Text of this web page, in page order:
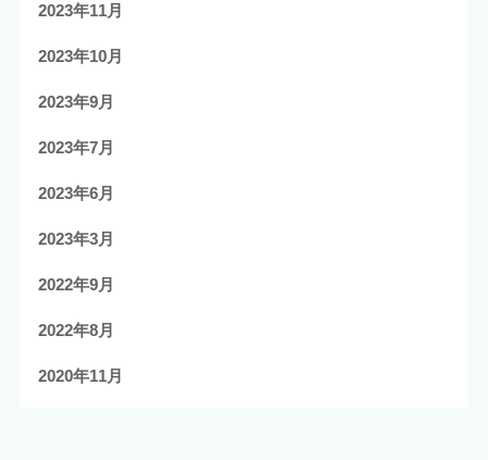
2023年11月
2023年10月
2023年9月
2023年7月
2023年6月
2023年3月
2022年9月
2022年8月
2020年11月